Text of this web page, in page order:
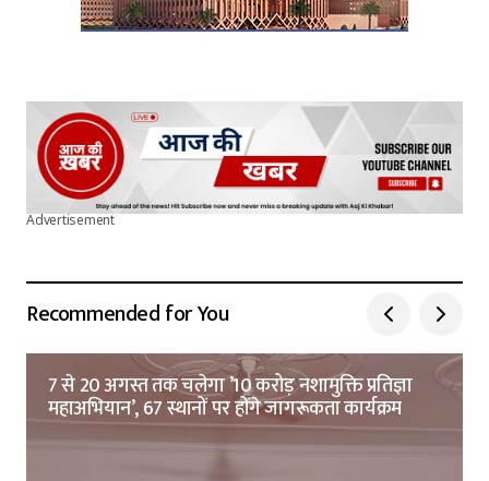
Advertisement
Recommended for You
7 से 20 अगस्त तक चलेगा ’10 करोड़ नशामुक्ति प्रतिज्ञा
महाअभियान’, 67 स्थानों पर होंगे जागरूकता कार्यक्रम